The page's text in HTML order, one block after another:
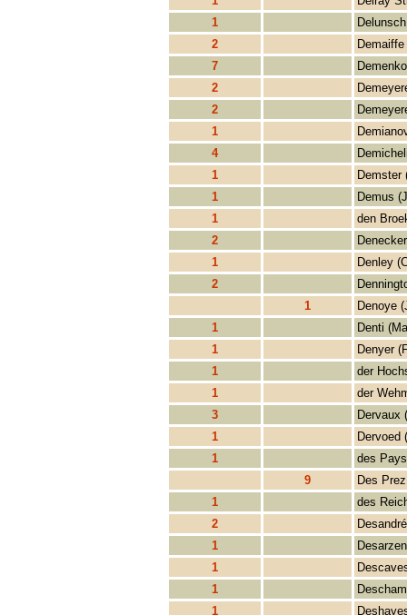
1
2
7
2
2
1
4
1
Demster
1
Demus
1
den
2
1
Denley
2
1
Denoye
1
Denti
1
Denyer
1
der
1
der
3
Dervaux
1
Dervoed
1
des
9
Des
1
des
2
1
1
1
1